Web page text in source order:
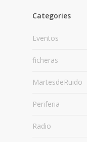
Categories
Eventos
ficheras
MartesdeRuido
Periferia
Radio